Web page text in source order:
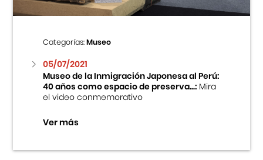
Categorías:Museo
05/07/2021
Museo de la Inmigración Japonesa al Perú:
40 años como espacio de preserva...:Mira
el video conmemorativo
Ver más